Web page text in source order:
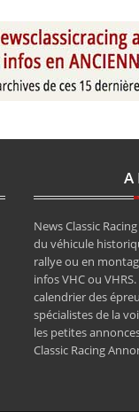
A
News Classic
du véhicule
rallye ou en
infos VHC ou
calendrier des
spécialistes de la
les petites
Classic Racing